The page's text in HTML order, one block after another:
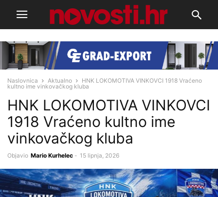
Naslovnica Aktualno
HNK LOKOMOTIVA VINKOVCI 1918 Vraćeno
kultno ime vinkovačkog kluba
HNK LOKOMOTIVA VINKOVCI
1918 Vraćeno kultno ime
vinkovačkog kluba
Objavio Mario Kurhelec - 15 lipnja, 2026